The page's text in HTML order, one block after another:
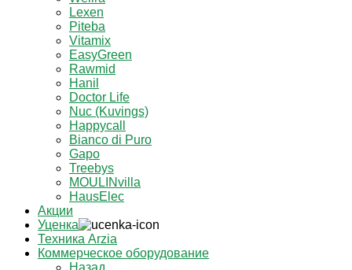
Lexen
Piteba
Vitamix
EasyGreen
Rawmid
Hanil
Doctor Life
Nuc (Kuvings)
Happycall
Bianco di Puro
Gapo
Treebys
MOULINvilla
HausElec
Акции
Уценка
Техника Arzia
Коммерческое оборудование
Назад